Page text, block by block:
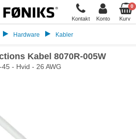
Kontakt Konto
0
Kurv
Hardware Kabler
Kabel 8070R-005W
45 - Hvid - 26 AWG